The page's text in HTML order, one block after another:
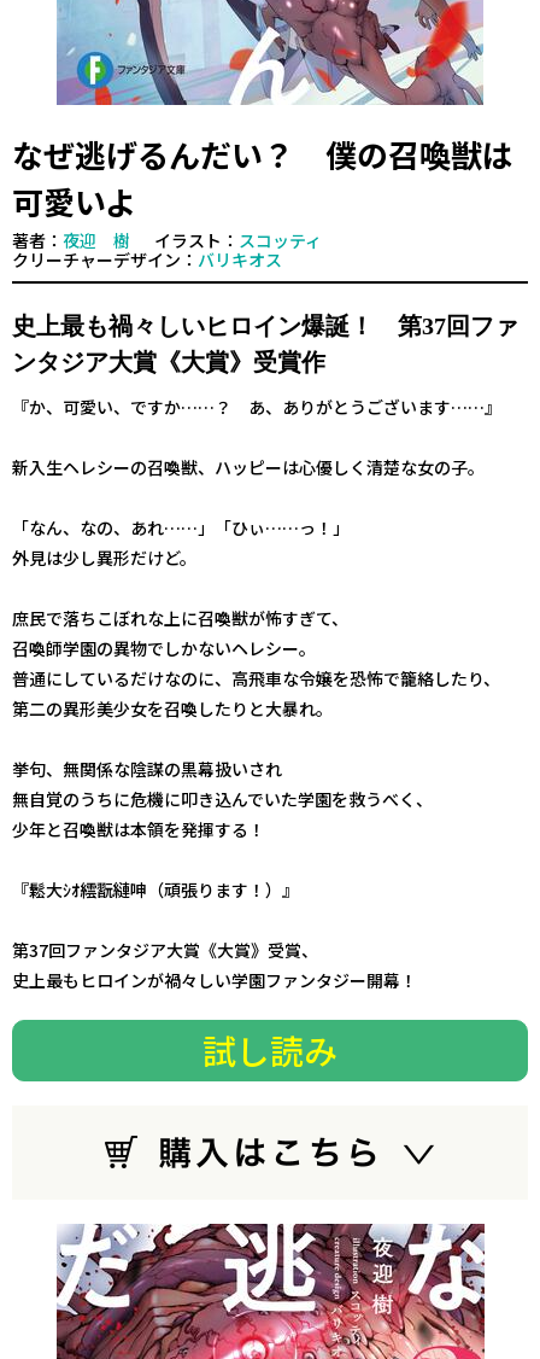
なぜ逃げるんだい？ 僕の召喚獣は
可愛いよ
著者： 夜迎 樹 イラスト： スコッティ
クリーチャーデザイン： バリキオス
史上最も禍々しいヒロイン爆誕！ 第37回ファ
ンタジア大賞《大賞》受賞作
『か、可愛い、ですか……？ あ、ありがとうございます……』
新入生ヘレシーの召喚獣、ハッピーは心優しく清楚な女の子。
「なん、なの、あれ……」「ひぃ……っ！」
――外見は少し異形だけど。
庶民で落ちこぼれな上に召喚獣が怖すぎて、
召喚師学園の異物でしかないヘレシー。
普通にしているだけなのに、高飛車な令嬢を恐怖で籠絡したり、
第二の異形美少女を召喚したりと大暴れ。
挙句、無関係な陰謀の黒幕扱いされ――
無自覚のうちに危機に叩き込んでいた学園を救うべく、
少年と召喚獣は本領を発揮する！
『鬆大ｼｵ繧翫縺呻（頑張ります！）』
第37回ファンタジア大賞《大賞》受賞、
史上最もヒロインが禍々しい学園ファンタジー開幕！
試し読み